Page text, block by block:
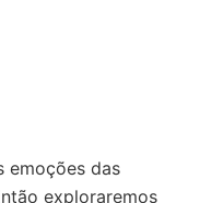
emoções das
exploraremos